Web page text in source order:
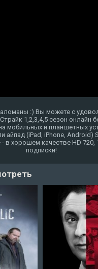
:) Вы можете с
1,2,3,4,5 сезон онлайн
мобильных и планшетных
айпад (iPad, iPhone, Android)
в хорошем качестве HD 720,
подписки!